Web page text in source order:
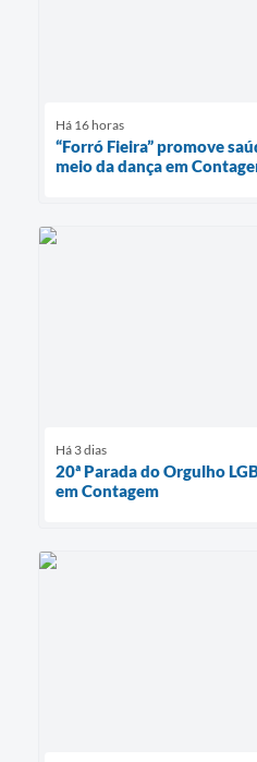
Há 16 horas
“Forró Fieira” promove
meio da dança em
Há 3 dias
20ª Parada do Orgulho
em Contagem